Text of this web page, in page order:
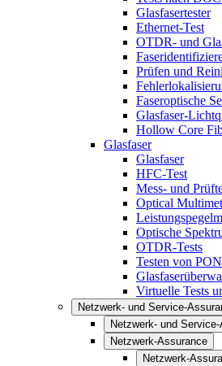
Glasfasertester
Ethernet-Test
OTDR- und
Prüfen und
Faseroptische
Glasfaser-
Hollow Core
Glasfaser
Glasfaser
HFC-Test
Mess- und
Optical
Optische
OTDR-Tests
Testen von
Virtuelle Tests
Netzwerk- und Service-
Netzwerk- und
Netzwerk-Assurance
Netzwerk-